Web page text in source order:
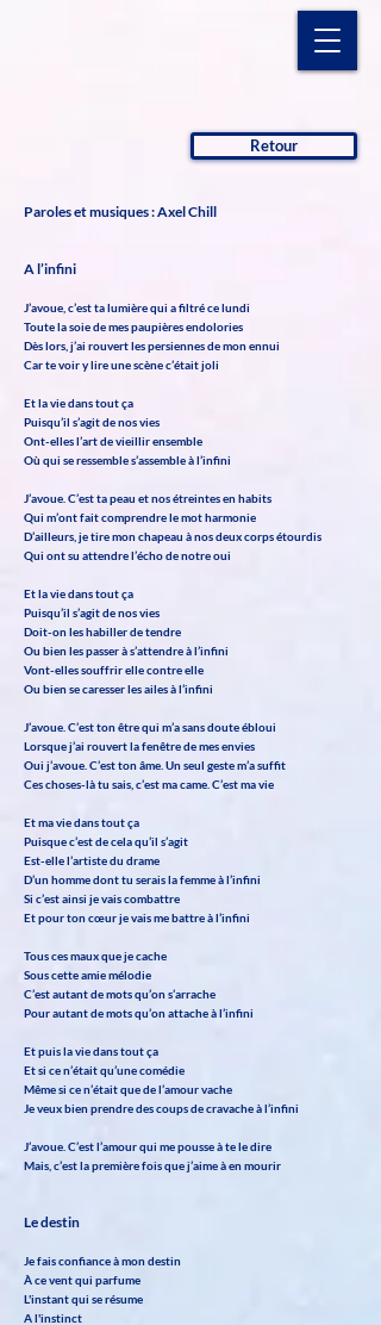
Retour
Paroles et musiques : Axel Chill
A l’infini
J’avoue, c’est ta lumière qui a filtré ce lundi
Toute la soie de mes paupières endolories
Dès lors, j’ai rouvert les persiennes de mon ennui
Car te voir y lire une scène c’était joli
Et la vie dans tout ça
Puisqu’il s’agit de nos vies
Ont-elles l’art de vieillir ensemble
Où qui se ressemble s’assemble à l’infini
J’avoue. C’est ta peau et nos étreintes en habits
Qui m’ont fait comprendre le mot harmonie
D’ailleurs, je tire mon chapeau à nos deux corps étourdis
Qui ont su attendre l’écho de notre oui
Et la vie dans tout ça
Puisqu’il s’agit de nos vies
Doit-on les habiller de tendre
Ou bien les passer à s’attendre à l’infini
Vont-elles souffrir elle contre elle
Ou bien se caresser les ailes à l’infini
J’avoue. C’est ton être qui m’a sans doute ébloui
Lorsque j’ai rouvert la fenêtre de mes envies
Oui j’avoue. C’est ton âme. Un seul geste m’a suffit
Ces choses-là tu sais, c’est ma came. C’est ma vie
Et ma vie dans tout ça
Puisque c’est de cela qu’il s’agit
Est-elle l’artiste du drame
D’un homme dont tu serais la femme à l’infini
Si c’est ainsi je vais combattre
Et pour ton cœur je vais me battre à l’infini
Tous ces maux que je cache
Sous cette amie mélodie
C’est autant de mots qu’on s’arrache
Pour autant de mots qu’on attache à l’infini
Et puis la vie dans tout ça
Et si ce n’était qu’une comédie
Même si ce n’était que de l’amour vache
Je veux bien prendre des coups de cravache à l’infini
J’avoue. C’est l’amour qui me pousse à te le dire
Mais, c’est la première fois que j’aime à en mourir
Le destin
Je fais confiance à mon destin
À ce vent qui parfume
L'instant qui se résume
A l'instinct